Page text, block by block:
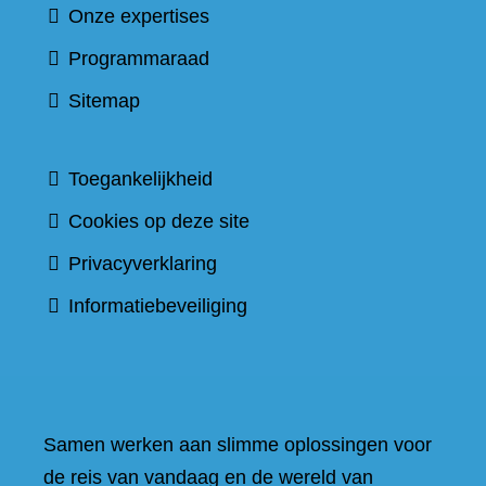
Onze expertises
Programmaraad
Sitemap
Toegankelijkheid
Cookies op deze site
Privacyverklaring
Informatiebeveiliging
Samen werken aan slimme oplossingen voor
de reis van vandaag en de wereld van